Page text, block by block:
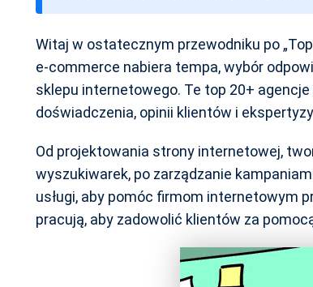
u
Witaj w ostatecznym przewodniku po
e-commerce nabiera tempa, wybór
sklepu internetowego. Te top 20+
doświadczenia, opinii klientów i
Od projektowania strony internetowej,
wyszukiwarek, po zarządzanie
usługi, aby pomóc firmom internetowym
pracują, aby zadowolić klientów za